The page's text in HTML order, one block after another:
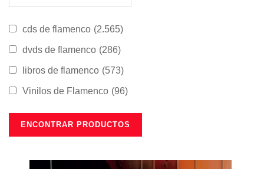
cds de flamenco (2.565)
dvds de flamenco (286)
libros de flamenco (573)
Vinilos de Flamenco (96)